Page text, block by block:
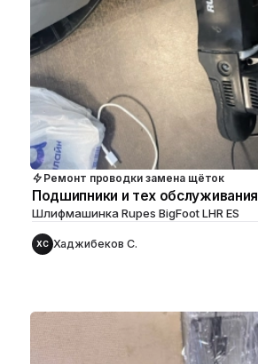
Ремонт проводки замена щёток
Подшипники и тех обслуживания
Шлифмашинка Rupes BigFoot LHR ES
ХС Хаджибеков С.